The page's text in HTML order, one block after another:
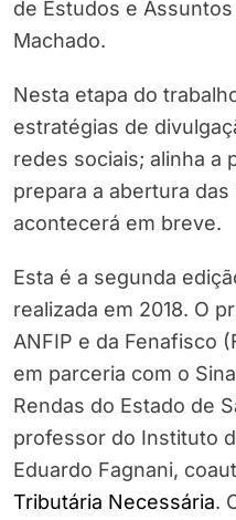
de Estudos e
Machado.
Nesta etapa do
estratégias de
redes sociais; alinha a
prepara a abertura
acontecerá em breve.
Esta é a segunda
realizada em 2018. O
ANFIP e da Fenafisco
em parceria com o
Rendas do Estado de
professor do Instituto
Eduardo Fagnani,
Tributária Necessária.